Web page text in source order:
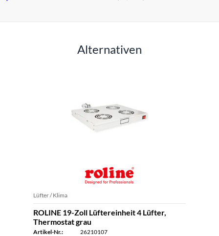
Alternativen
Lüfter / Klima
ROLINE 19-Zoll Lüftereinheit 4 Lüfter,
Thermostat grau
Artikel-Nr.:
26210107